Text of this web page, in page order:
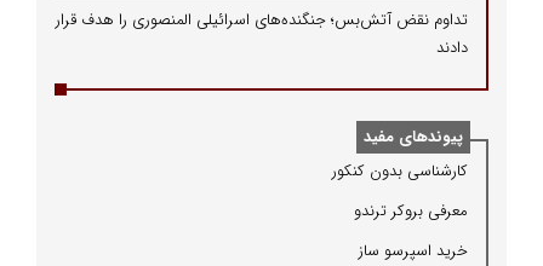
تداوم نقض آتش‌بس؛ جنگنده‌های اسرائیلی المنصوری را هدف قرار
دادند
پیوندهای مفید
كارشناسی بدون كنكور
معرفی بروكر ترندو
خرید اسپرسو ساز